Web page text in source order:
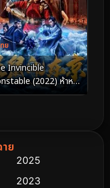
ย
Invincible
(2022) ห้าหนู
องกรุง
ย
2025
2023